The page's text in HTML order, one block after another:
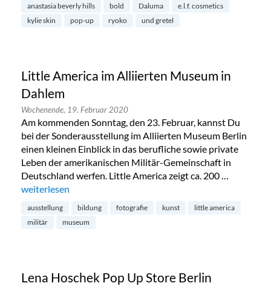
anastasia beverly hills bold Daluma
e.l.f. cosmetics
kylie skin
pop-up ryoko und gretel
Little America im Alliierten Museum in
Dahlem
Wochenende, 19. Februar 2020
Am kommenden Sonntag, den 23. Februar, kannst Du
bei der Sonderausstellung im Alliierten Museum Berlin
einen kleinen Einblick in das berufliche sowie private
Leben der amerikanischen Militär-Gemeinschaft in
Deutschland werfen. Little America zeigt ca. 200 …
„Little America im Alliierten Museum in Dahlem“
weiterlesen
ausstellung bildung fotografie kunst
little america
militär
museum
Lena Hoschek Pop Up Store Berlin